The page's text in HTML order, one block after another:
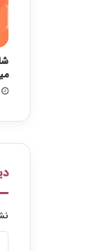
ن
د
ر
گ
ذ
ش